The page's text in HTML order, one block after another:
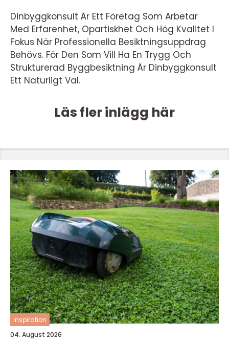
Dinbyggkonsult Är Ett Företag Som Arbetar
Med Erfarenhet, Opartiskhet Och Hög Kvalitet I
Fokus När Professionella Besiktningsuppdrag
Behövs. För Den Som Vill Ha En Trygg Och
Strukturerad Byggbesiktning Är Dinbyggkonsult
Ett Naturligt Val.
Läs fler inlägg här
inspiration
04. August 2026